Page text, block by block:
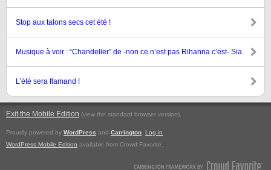
Stop aux talons secs cet été !
Musique à voir : “Chandelier” de -non ce n’est pas Rihanna c’est- Sia.
L’été sera flamand !
Exit the Mobile Edition (view the standard browser version).
Proudly powered by WordPress and Carrington
Log in
WordPress Mobile Edition available from Crowd Favorite.